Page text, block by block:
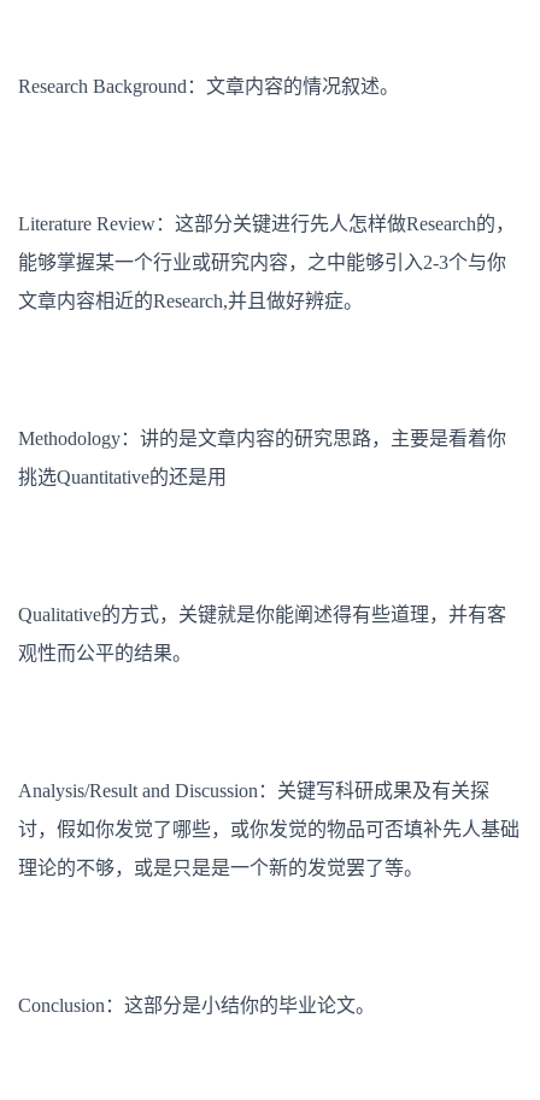
Research Background：文章内容的情况叙述。
Literature Review：这部分关键进行先人怎样做Research的，
能够掌握某一个行业或研究内容，之中能够引入2-3个与你
文章内容相近的Research,并且做好辨症。
Methodology：讲的是文章内容的研究思路，主要是看着你
挑选Quantitative的还是用
Qualitative的方式，关键就是你能阐述得有些道理，并有客
观性而公平的结果。
Analysis/Result and Discussion：关键写科研成果及有关探
讨，假如你发觉了哪些，或你发觉的物品可否填补先人基础
理论的不够，或是只是是一个新的发觉罢了等。
Conclusion：这部分是小结你的毕业论文。